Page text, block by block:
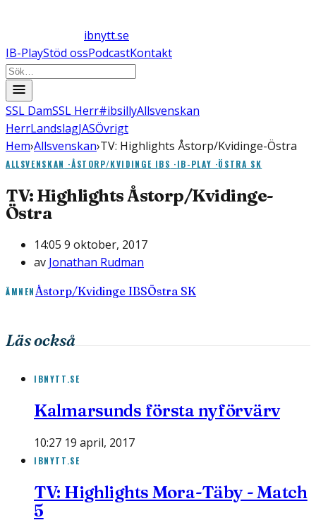
ibnytt.se
IB-PlayStöd ossPodcastKontakt
SSL DamSSL Herr#ibsillyAllsvenskan
HerrLandslagJASÖvrigt
Hem›Allsvenskan›TV: Highlights Åstorp/Kvidinge-Östra
ALLSVENSKAN ·ÅSTORP/KVIDINGE IBS ·IB-PLAY ·ÖSTRA SK
TV: Highlights Åstorp/Kvidinge-
Östra
14:05 9 oktober, 2017
av Jonathan Rudman
ÄMNEN Åstorp/Kvidinge IBSÖstra SK
Läs också
IBNYTT.SE
Kalmarsunds första nyförvärv
10:27 19 april, 2017
IBNYTT.SE
TV: Highlights Mora-Täby - Match
5